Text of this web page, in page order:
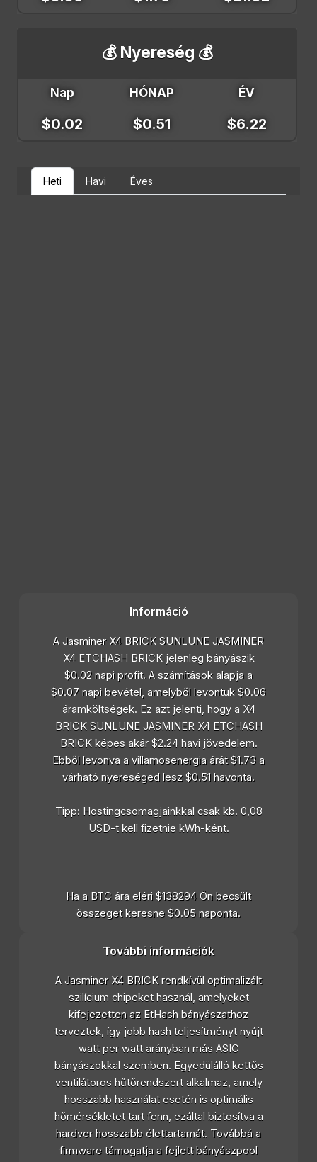
💰 Nyereség 💰
Nap HÓNAP ÉV
$0.02 $0.51 $6.22
Heti Havi Éves
Információ
A Jasminer X4 BRICK SUNLUNE JASMINER
X4 ETCHASH BRICK jelenleg bányászik
$0.02 napi profit. A számítások alapja a
$0.07 napi bevétel, amelyből levontuk $0.06
áramköltségek. Ez azt jelenti, hogy a X4
BRICK SUNLUNE JASMINER X4 ETCHASH
BRICK képes akár $2.24 havi jövedelem.
Ebből levonva a villamosenergia árát $1.73 a
várható nyereséged lesz $0.51 havonta.
Tipp: Hostingcsomagjainkkal csak kb. 0,08
USD-t kell fizetnie kWh-ként.
Ha a BTC ára eléri $138294 Ön becsült
összeget keresne $0.05 naponta.
További információk
A Jasminer X4 BRICK rendkívül optimalizált
szilícium chipeket használ, amelyeket
kifejezetten az EtHash bányászathoz
terveztek, így jobb hash teljesítményt nyújt
watt per watt arányban más ASIC
bányászokkal szemben. Egyedülálló kettős
ventilátoros hűtőrendszert alkalmaz, amely
hosszabb használat esetén is optimális
hőmérsékletet tart fenn, ezáltal biztosítva a
hardver hosszabb élettartamát. Továbbá a
firmware támogatja a fejlett bányászpool